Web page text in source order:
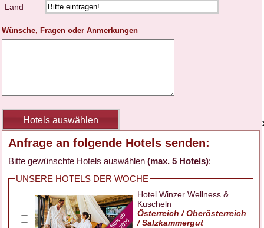
Land
Wünsche, Fragen oder Anmerkungen
Anfrage an folgende Hotels senden:
Bitte gewünschte Hotels auswählen (max. 5 Hotels):
UNSERE HOTELS DER WOCHE
Hotel Winzer Wellness &
Kuscheln
Österreich / Oberösterreich
/ Salzkammergut